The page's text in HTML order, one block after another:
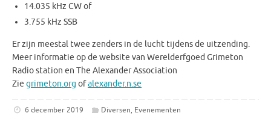
14.035 kHz CW of
3.755 kHz SSB
Er zijn meestal twee zenders in de lucht tijdens de uitzending.
Meer informatie op de website van Werelderfgoed Grimeton
Radio station en The Alexander Association
Zie grimeton.org ofalexander.n.se
6 december 2019 Diversen, Evenementen